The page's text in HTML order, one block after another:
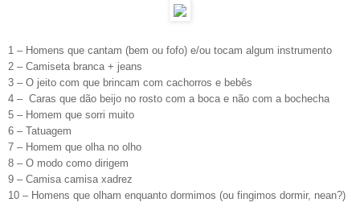
1 – Homens que cantam (bem ou fofo) e/ou tocam algum instrumento
2 – Camiseta branca + jeans
3 – O jeito com que brincam com cachorros e bebês
4 – Caras que dão beijo no rosto com a boca e não com a bochecha
5 – Homem que sorri muito
6 – Tatuagem
7 – Homem que olha no olho
8 – O modo como dirigem
9 – Camisa camisa xadrez
10 – Homens que olham enquanto dormimos (ou fingimos dormir, nean?)